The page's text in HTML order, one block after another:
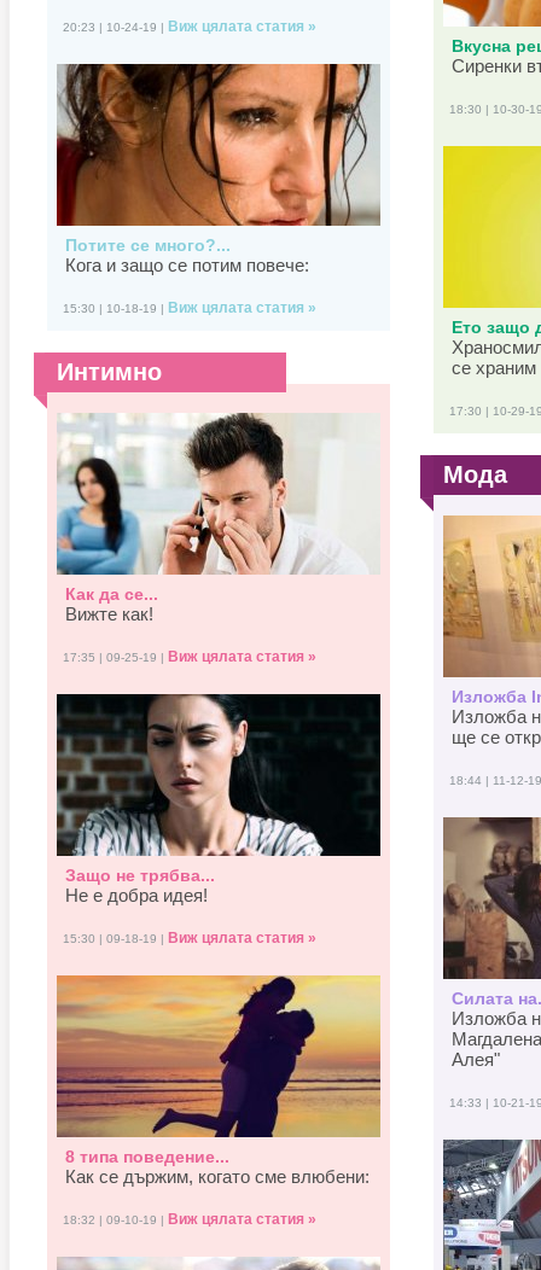
20:23 | 10-24-19 | Виж цялата статия »
Потите се много?...
Кога и защо се потим повече:
15:30 | 10-18-19 | Виж цялата статия »
Интимно
Как да се...
Вижте как!
17:35 | 09-25-19 | Виж цялата статия »
Защо не трябва...
Не е добра идея!
15:30 | 09-18-19 | Виж цялата статия »
8 типа поведение...
Как се държим, когато смe влюбени:
18:32 | 09-10-19 | Виж цялата статия »
Вкусна
Сиренки
18:30 | 10-30-
Ето защо
се храним
17:30 | 10-29-
Мода
Изложба
Изложба
ще се
18:44 | 11-12-
Силата
Изложба
Алея"
14:33 | 10-21-